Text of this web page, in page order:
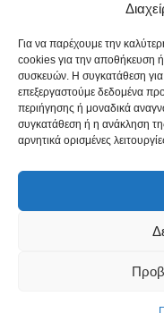
Για να παρέχουμε την
cookies για την αποθήκευση
συσκευών. Η συγκατάθεση για
επεξεργαστούμε δεδομένα
περιήγησης ή μοναδικά
συγκατάθεση ή η ανάκληση
αρνητικά ορισμένες
ΔΗΜΟΦΙΛΗ ΚΑΤΗΓΟΡΙΑ
ΝΕΑ ΤΟΥ ΠΕΙΡΑΙΑ
ΟΛΥΜΠΙΑΚΟΣ
ΑΛΛΑ ΚΟΙΝΩΝΙΚΑ
ΕΙΔΗΣΕΙΣ ΝΑΥΤΙΛΙΑ
ΟΙΚΟΝΟΜΙΚΑ
ΚΑΛΛΙΤΕΧΝΙΚΑ